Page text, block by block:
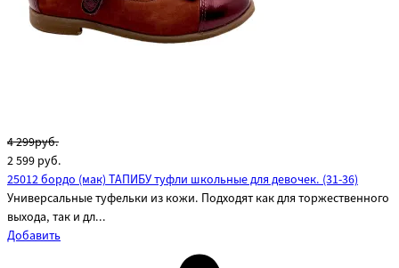
4 299руб.
2 599 руб.
25012 бордо (мак) ТАПИБУ туфли школьные для девочек. (31-36)
Универсальные туфельки из кожи. Подходят как для торжественного
выхода, так и дл...
Добавить